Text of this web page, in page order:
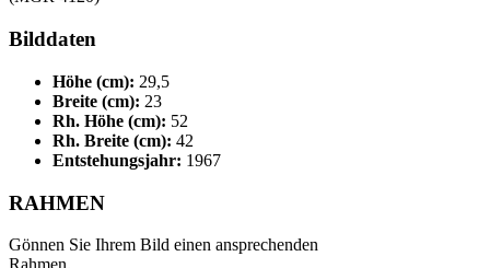
Bilddaten
Höhe (cm): 29,5
Breite (cm): 23
Rh. Höhe (cm): 52
Rh. Breite (cm): 42
Entstehungsjahr: 1967
RAHMEN
Gönnen Sie Ihrem Bild einen ansprechenden